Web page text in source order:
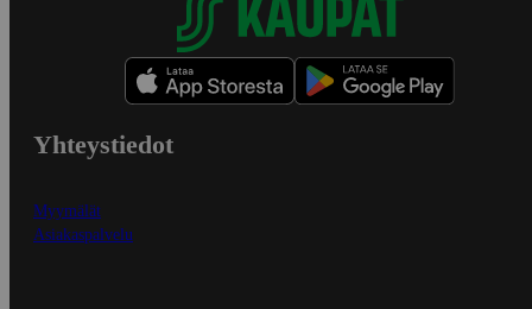
Yhteystiedot
Myymälät
Asiakaspalvelu